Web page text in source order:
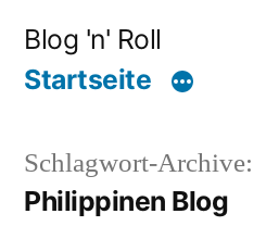
Inhalt
Blog 'n' Roll
Startseite
Schlagwort-Archive:
Philippinen Blog